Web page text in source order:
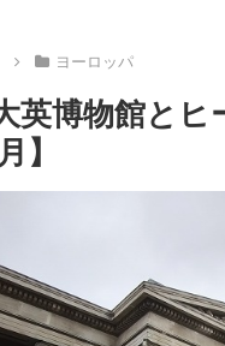
ヨーロッパ
英博物館と
】